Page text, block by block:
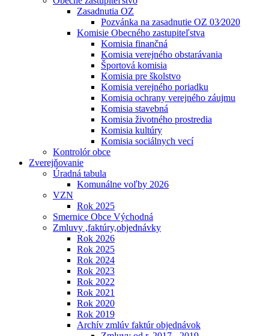
Zasadnutia OZ
Pozvánka na zasadnutie OZ 03⁄2020
Komisie Obecného zastupiteľstva
Komisia finančná
Komisia verejného obstarávania
Športová komisia
Komisia pre školstvo
Komisia verejného poriadku
Komisia ochrany verejného záujmu
Komisia stavebná
Komisia životného prostredia
Komisia kultúry
Komisia sociálnych vecí
Kontrolór obce
Zverejňovanie
Úradná tabula
Komunálne voľby 2026
VZN
Rok 2025
Smernice Obce Východná
Zmluvy ,faktúry,objednávky
Rok 2026
Rok 2025
Rok 2024
Rok 2023
Rok 2022
Rok 2021
Rok 2020
Rok 2019
Archív zmlúv faktúr objednávok